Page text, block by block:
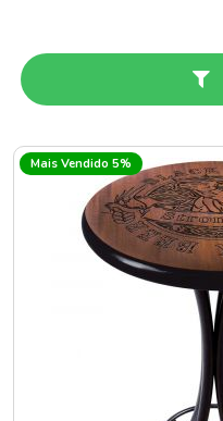
Mais Vendido 5%